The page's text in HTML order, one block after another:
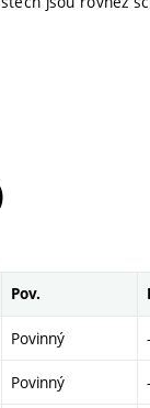
Pov.
Povinný -
Povinný -